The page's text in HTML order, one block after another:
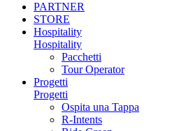
PARTNER
STORE
Hospitality
Hospitality
Pacchetti
Tour Operator
Progetti
Progetti
Ospita una Tappa
R-Intents